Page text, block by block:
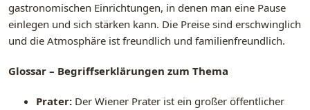
gastronomischen Einrichtungen, in denen man eine Pause
einlegen und sich stärken kann. Die Preise sind erschwinglich
und die Atmosphäre ist freundlich und familienfreundlich.
Glossar – Begriffserklärungen zum Thema
Prater: Der Wiener Prater ist ein großer öffentlicher